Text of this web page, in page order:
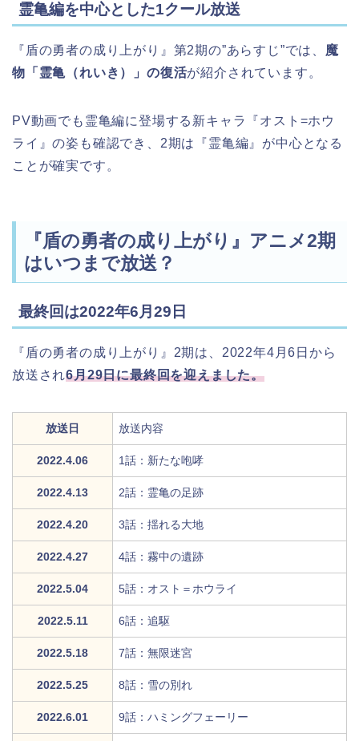
霊亀編を中心とした1クール放送
『盾の勇者の成り上がり』第2期の”あらすじ”では、 魔
物「霊亀（れいき）」の復活が紹介されています。
PV動画でも霊亀編に登場する新キャラ『オスト=ホウ
ライ』の姿も確認でき、2期は『霊亀編』が中心となる
ことが確実です。
『盾の勇者の成り上がり』アニメ2期
はいつまで放送？
最終回は2022年6月29日
『盾の勇者の成り上がり』2期は、2022年4月6日から
放送され6月29日に最終回を迎えました。
放送日 放送内容
2022.4.06 1話：新たな咆哮
2022.4.13 2話：霊亀の足跡
2022.4.20 3話：揺れる大地
2022.4.27 4話：霧中の遺跡
2022.5.04 5話：オスト＝ホウライ
2022.5.11 6話：追駆
2022.5.18 7話：無限迷宮
2022.5.25 8話：雪の別れ
2022.6.01 9話：ハミングフェーリー